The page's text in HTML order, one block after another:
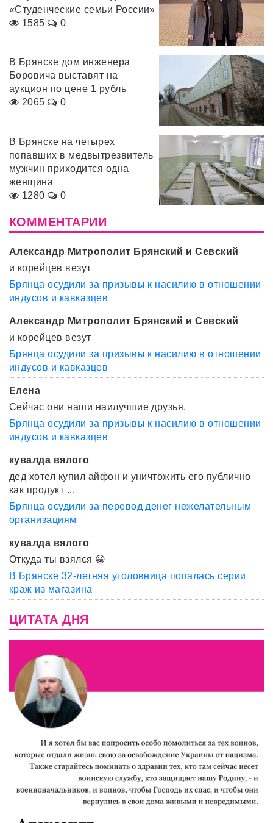
«Студенческие семьи России»
1585
0
В Брянске дом инженера
Боровича выставят на
аукцион по цене 1 рубль
2065
0
В Брянске на четырех
попавших в медвытрезвитель
мужчин приходится одна
женщина
1280
0
КОММЕНТАРИИ
Александр Митрополит Брянский и Севский
и корейцев везут
Брянца осудили за призывы к насилию в отношении
индусов и кавказцев
Александр Митрополит Брянский и Севский
и корейцев везут
Брянца осудили за призывы к насилию в отношении
индусов и кавказцев
Елена
Сейчас они наши наилучшие друзья.
Брянца осудили за призывы к насилию в отношении
индусов и кавказцев
кувалда вялого
дед хотел купил айфон и уничтожить его публично
как продукт ...
Брянца осудили за перевод денег нежелательным
организациям
кувалда вялого
Откуда ты взялся 😀
В Брянске 32-летняя уголовница попалась серии
краж из магазина
ЦИТАТА ДНЯ